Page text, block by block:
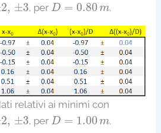
2, ±3, perD = 0.80 m
D= 0.80m .
relativi ai minimi con
2, ±3, perD = 1.00 m
D= 1.00m .